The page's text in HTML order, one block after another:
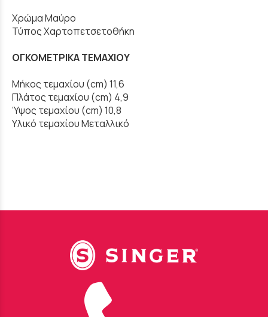
Χρώμα Μαύρο
Τύπος Χαρτοπετσετοθήκη
ΟΓΚΟΜΕΤΡΙΚΑ ΤΕΜΑΧΙΟΥ
Μήκος τεμαχίου (cm) 11,6
Πλάτος τεμαχίου (cm) 4,9
Ύψος τεμαχίου (cm) 10,8
Υλικό τεμαχίου Μεταλλικό